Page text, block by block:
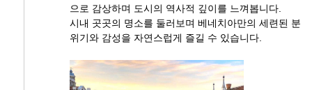
으로 감상하며 도시의 역사적 깊이를 느껴봅니다.
시내 곳곳의 명소를 둘러보며 베네치아만의 세련된 분
위기와 감성을 자연스럽게 즐길 수 있습니다.